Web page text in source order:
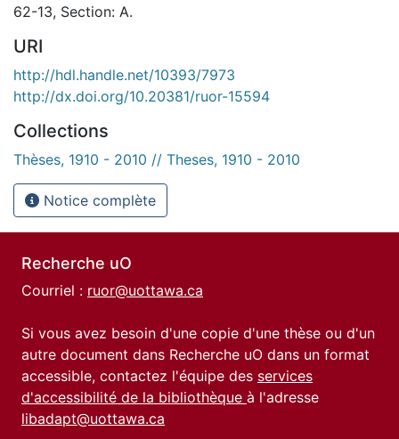
62-13, Section: A.
URI
http://hdl.handle.net/10393/7973
http://dx.doi.org/10.20381/ruor-15594
Collections
Thèses, 1910 - 2010 // Theses, 1910 - 2010
Notice complète
Recherche uO
Courriel : ruor@uottawa.ca
Si vous avez besoin d'une copie d'une thèse ou d'un
autre document dans Recherche uO dans un format
accessible, contactez l'équipe des services
d'accessibilité de la bibliothèque à l'adresse
libadapt@uottawa.ca